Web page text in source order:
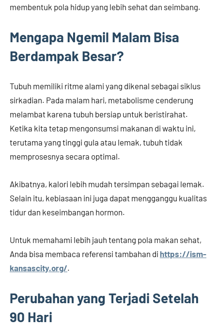
membentuk pola hidup yang lebih sehat dan seimbang.
Mengapa Ngemil Malam Bisa
Berdampak Besar?
Tubuh memiliki ritme alami yang dikenal sebagai siklus
sirkadian. Pada malam hari, metabolisme cenderung
melambat karena tubuh bersiap untuk beristirahat.
Ketika kita tetap mengonsumsi makanan di waktu ini,
terutama yang tinggi gula atau lemak, tubuh tidak
memprosesnya secara optimal.
Akibatnya, kalori lebih mudah tersimpan sebagai lemak.
Selain itu, kebiasaan ini juga dapat mengganggu kualitas
tidur dan keseimbangan hormon.
Untuk memahami lebih jauh tentang pola makan sehat,
Anda bisa membaca referensi tambahan di https://ism-
kansascity.org/.
Perubahan yang Terjadi Setelah
90 Hari